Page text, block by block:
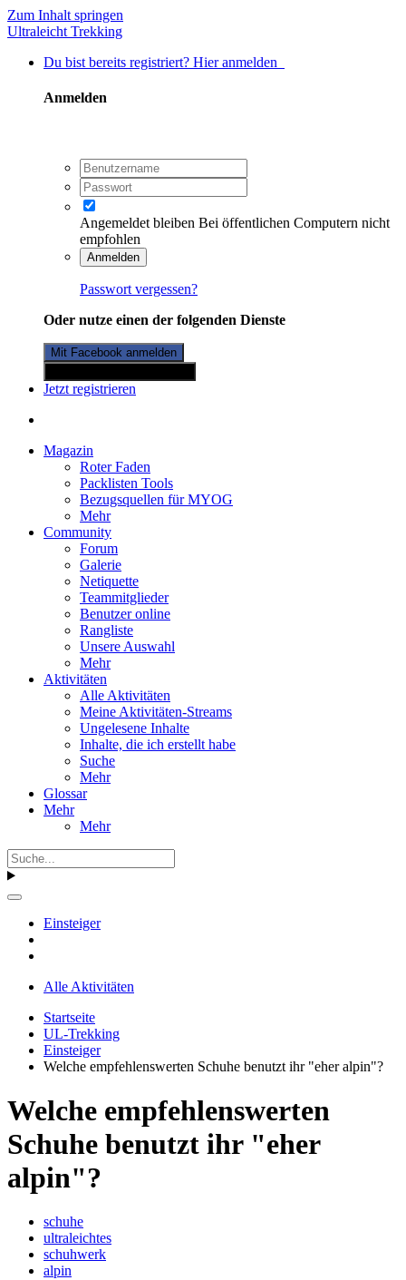
Zum Inhalt springen
Ultraleicht Trekking
Du bist bereits registriert? Hier anmelden
Anmelden
Angemeldet bleiben Bei öffentlichen Computern nicht
empfohlen
Anmelden
Passwort vergessen?
Oder nutze einen der folgenden Dienste
Mit Facebook anmelden
Jetzt registrieren
Magazin
Roter Faden
Packlisten Tools
Bezugsquellen für MYOG
Mehr
Community
Forum
Galerie
Netiquette
Teammitglieder
Benutzer online
Rangliste
Unsere Auswahl
Mehr
Aktivitäten
Alle Aktivitäten
Meine Aktivitäten-Streams
Ungelesene Inhalte
Inhalte, die ich erstellt habe
Suche
Mehr
Glossar
Mehr
Mehr
Einsteiger
Alle Aktivitäten
Startseite
UL-Trekking
Einsteiger
Welche empfehlenswerten Schuhe benutzt ihr "eher alpin"?
Welche empfehlenswerten
Schuhe benutzt ihr "eher
alpin"?
schuhe
ultraleichtes
schuhwerk
alpin